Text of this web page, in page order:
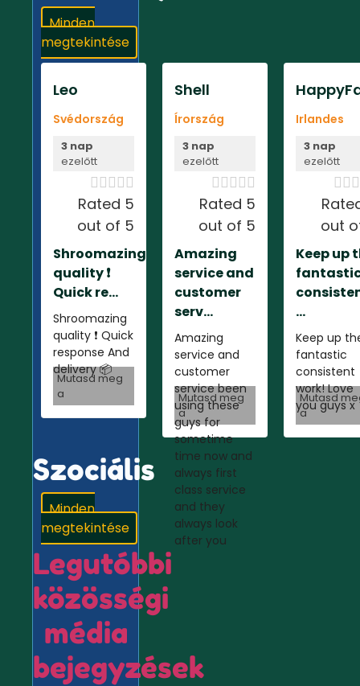
Minden
megtekintése
Leo
Svédország
3 nap
ezelőtt

Rated 5
out of 5
Shroomazing
quality ❗️
Quick re...
Shroomazing
quality ❗️ Quick
response And
delivery 📦
Mutasd meg
a
Shell
Írország
3 nap
ezelőtt

Rated 5
out of 5
Amazing
service and
customer
serv...
Amazing
service and
customer
service been
using these
guys for
sometime
time now and
always first
class service
and they
always look
after you
Mutasd meg
a
Irlandes
3 nap
ezelőtt

out
Keep up
...
Keep up
fantastic
consistent
work! Love
you guys x
Mutasd
a
Szociális
Minden
megtekintése
Legutóbbi
közösségi
média
bejegyzések